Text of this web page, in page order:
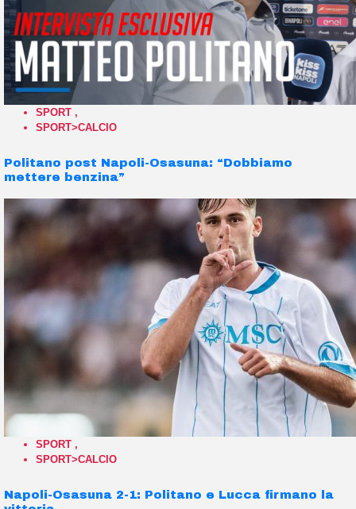
SPORT ,
SPORT>CALCIO
Politano post Napoli-Osasuna: “Dobbiamo
mettere benzina”
SPORT ,
SPORT>CALCIO
Napoli-Osasuna 2-1: Politano e Lucca firmano la